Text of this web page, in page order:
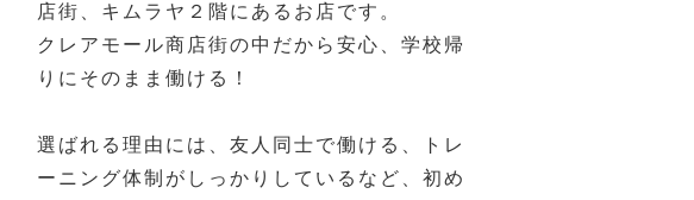
店街、キムラヤ２階にあるお店です。
クレアモール商店街の中だから安心、学校帰
りにそのまま働ける！
選ばれる理由には、友人同士で働ける、トレ
ーニング体制がしっかりしているなど、初め